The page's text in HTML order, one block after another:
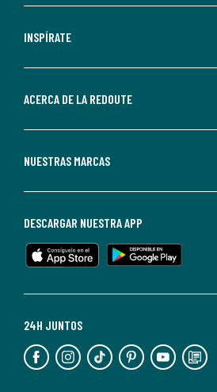
de
en
INSPÍRATE
ACERCA DE LA REDOUTE
NUESTRAS MARCAS
24H JUNTOS
DESCARGAR NUESTRA APP